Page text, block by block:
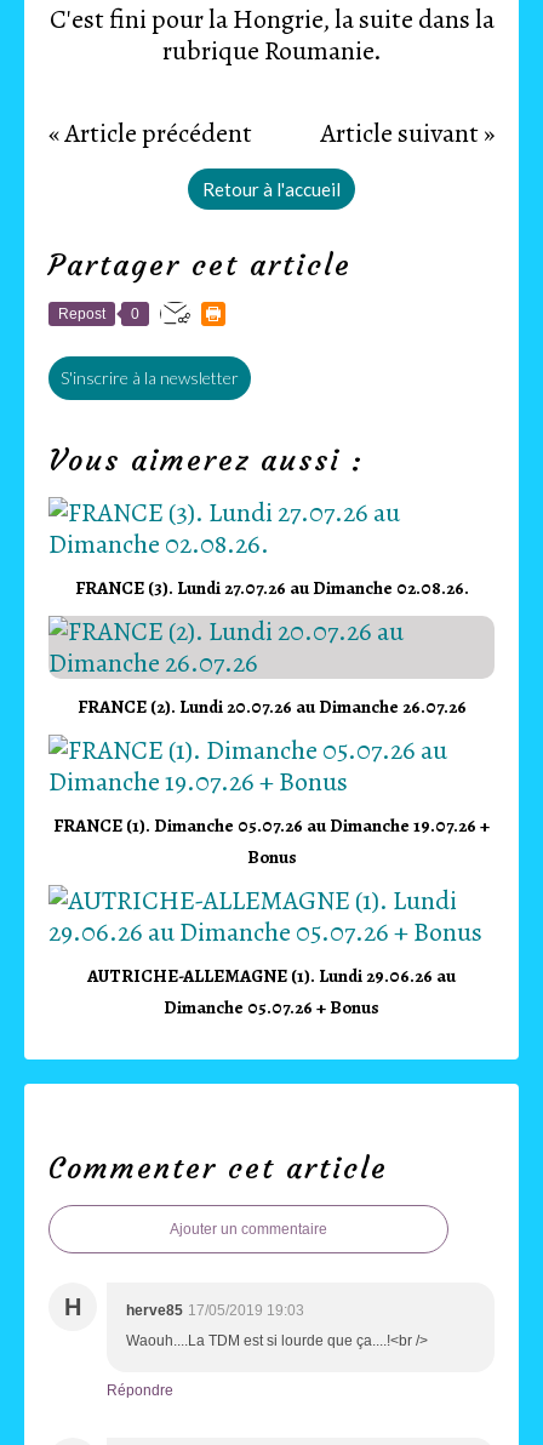
C'est fini pour la Hongrie, la suite dans la
rubrique Roumanie.
« Article précédent Article suivant »
Retour à l'accueil
Partager cet article
Repost 0
S'inscrire à la newsletter
Vous aimerez aussi :
FRANCE (3). Lundi 27.07.26 au Dimanche 02.08.26.
FRANCE (2). Lundi 20.07.26 au Dimanche 26.07.26
FRANCE (1). Dimanche 05.07.26 au Dimanche 19.07.26 +
Bonus
AUTRICHE-ALLEMAGNE (1). Lundi 29.06.26 au
Dimanche 05.07.26 + Bonus
Commenter cet article
Ajouter un commentaire
H herve85 17/05/2019 19:03
Waouh....La TDM est si lourde que ça....!<br />
Répondre